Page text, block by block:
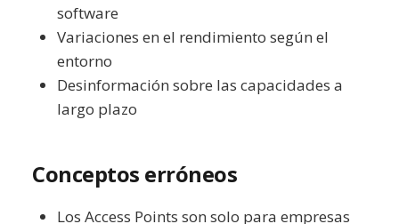
software
Variaciones en el rendimiento según el
entorno
Desinformación sobre las capacidades a
largo plazo
Conceptos erróneos
Los Access Points son solo para empresas